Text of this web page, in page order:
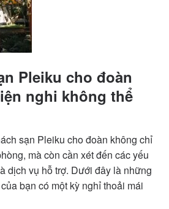
Pleiku cho đoàn
nghi không thể
sạn Pleiku cho đoàn không chỉ
mà còn cần xét đến các yếu
dịch vụ hỗ trợ. Dưới đây là những
bạn có một kỳ nghỉ thoải mái